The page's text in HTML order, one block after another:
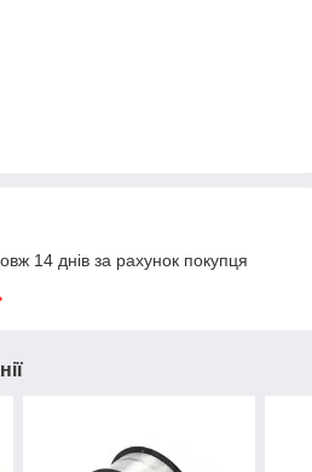
14 днів за рахунок покупця